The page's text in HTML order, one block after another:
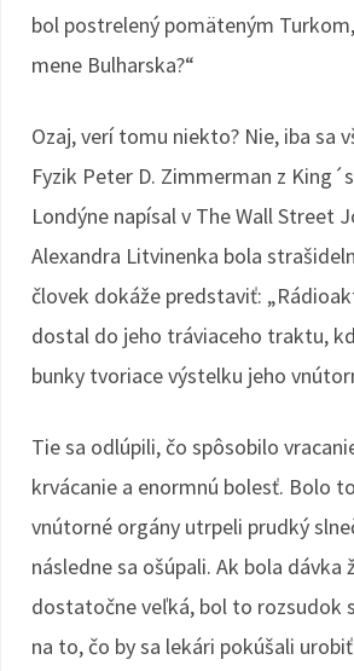
bol postrelený pomäteným
mene Bulharska?“
Ozaj, verí tomu niekto? Nie, iba sa
Fyzik Peter D. Zimmerman z
Londýne napísal v The Wall Street
Alexandra Litvinenka bola
človek dokáže predstaviť:
dostal do jeho tráviaceho traktu,
bunky tvoriace výstelku jeho
Tie sa odlúpili, čo spôsobilo
krvácanie a enormnú bolesť. Bolo
vnútorné orgány utrpeli prudký
následne sa ošúpali. Ak bola dávka
dostatočne veľká, bol to rozsudok
na to, čo by sa lekári pokúšali